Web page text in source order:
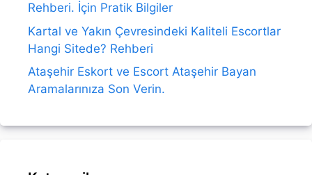
Rehberi. İçin Pratik Bilgiler
Kartal ve Yakın Çevresindeki Kaliteli Escortlar
Hangi Sitede? Rehberi
Ataşehir Eskort ve Escort Ataşehir Bayan
Aramalarınıza Son Verin.